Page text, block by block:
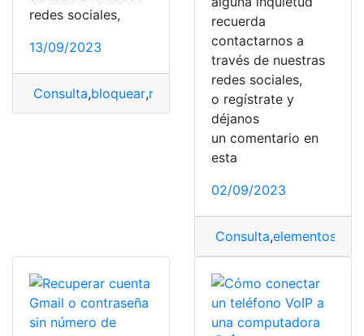
redes sociales,
13/09/2023
Consulta,bloquear,robado teléfono
recuerda
contactarnos a
través de nuestras
redes sociales,
o regístrate y
déjanos
un comentario en
esta
02/09/2023
Consulta,elementos